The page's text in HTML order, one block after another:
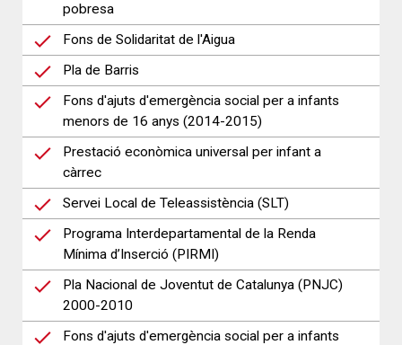
pobresa
Fons de Solidaritat de l'Aigua
Pla de Barris
Fons d'ajuts d'emergència social per a infants
menors de 16 anys (2014-2015)
Prestació econòmica universal per infant a
càrrec
Servei Local de Teleassistència (SLT)
Programa Interdepartamental de la Renda
Mínima d’Inserció (PIRMI)
Pla Nacional de Joventut de Catalunya (PNJC)
2000-2010
Fons d'ajuts d'emergència social per a infants